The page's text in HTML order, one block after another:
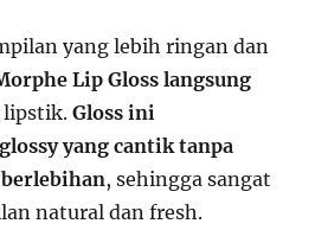
yang lebih ringan dan
Lip Gloss langsung
lipstik.Gloss ini
yang cantik tanpa
, sehingga sangat
natural dan fresh.